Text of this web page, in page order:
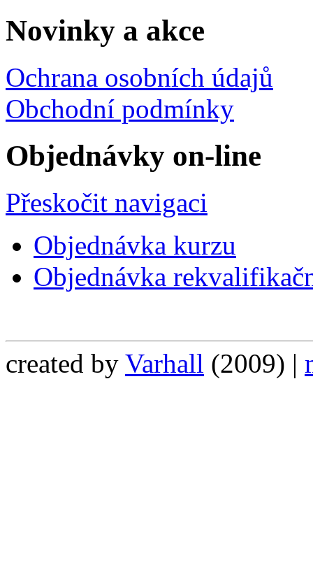
Novinky a akce
Ochrana osobních údajů
Obchodní podmínky
Objednávky on-line
Přeskočit navigaci
Objednávka kurzu
Objednávka
created by Varhall (2009) |